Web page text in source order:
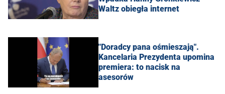
Waltz obiegła internet
"Doradcy pana ośmieszają".
Kancelaria Prezydenta upomina
premiera: to nacisk na
asesorów